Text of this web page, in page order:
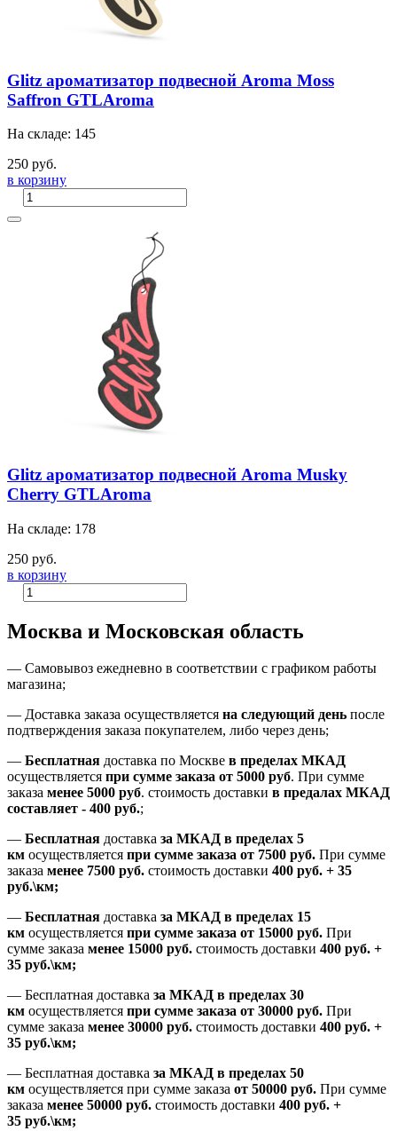
Glitz ароматизатор подвесной Aroma Moss
Saffron GTLAroma
На складе: 145
250 руб.
в корзину
Glitz ароматизатор подвесной Aroma Musky
Cherry GTLAroma
На складе: 178
250 руб.
в корзину
Москва и Московская область
— Самовывоз ежедневно в соответствии с графиком работы
магазина;
— Доставка заказа осуществляется на следующий день после
подтверждения заказа покупателем, либо через день;
— Бесплатная доставка по Москве в пределах МКАД
осуществляется при сумме заказа от 5000 руб. При сумме
заказа менее 5000 руб. стоимость доставки в предалах МКАД
составляет - 400 руб.;
— Бесплатная доставка за МКАД в пределах 5
км осуществляется при сумме заказа от 7500 руб. При сумме
заказа менее 7500 руб. стоимость доставки 400 руб. + 35
руб.\км;
— Бесплатная доставка за МКАД в пределах 15
км осуществляется при сумме заказа от 15000 руб. При
сумме заказа менее 15000 руб. стоимость доставки 400 руб. +
35 руб.\км;
— Бесплатная доставка за МКАД в пределах 30
км осуществляется при сумме заказа от 30000 руб. При
сумме заказа менее 30000 руб. стоимость доставки 400 руб. +
35 руб.\км;
— Бесплатная доставка за МКАД в пределах 50
км осуществляется при сумме заказа от 50000 руб. При сумме
заказа менее 50000 руб. стоимость доставки 400 руб. +
35 руб.\км;